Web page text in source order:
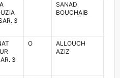
3
SANAD
BOUCHAIB
3
O
ALLOUCH
AZIZ